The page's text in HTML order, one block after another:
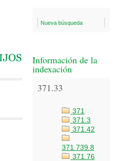
Nueva búsqueda
Información de la
indexación
371.33
371
371.3
371.42
371.739.8
371.76